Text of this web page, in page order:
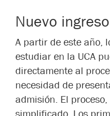
Nuevo ingreso
A partir de este año,
estudiar en la UCA
directamente al
necesidad de
admisión. El